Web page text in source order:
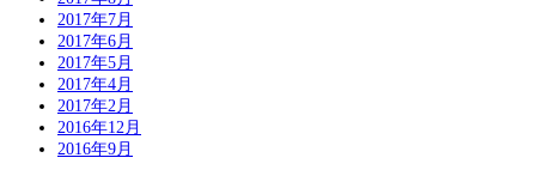
2017年7月
2017年6月
2017年5月
2017年4月
2017年2月
2016年12月
2016年9月